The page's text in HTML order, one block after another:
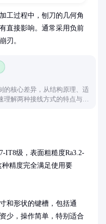
工过程中，刨刀的几何角
直接影响。通常采用负前
刃。
的核心差异，从结构原理、适
理解两种接线方式的特点与应
IT8级，表面粗糙度Ra3.2-
种精度完全满足使用要
和形状的键槽，包括通
少，操作简单，特别适合